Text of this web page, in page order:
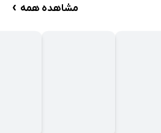
مشاهده همه ›